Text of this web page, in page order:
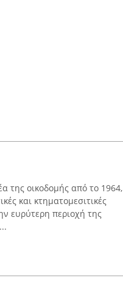
της οικοδομής από το 1964,
και κτηματομεσιτικές
ευρύτερη περιοχή της